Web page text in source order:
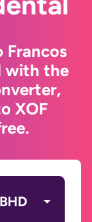
Francos
with the
XOF
BHD